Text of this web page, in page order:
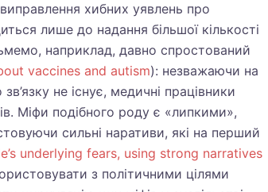
хибних уявлень про
лише до надання більшої кількості
наприклад, давно спростований
vaccines and autism): незважаючи на
не існує, медичні працівники
Міфи подібного роду є «липкими»,
сильні наративи, які на перший
underlying fears, using strong narratives
з політичними цілями